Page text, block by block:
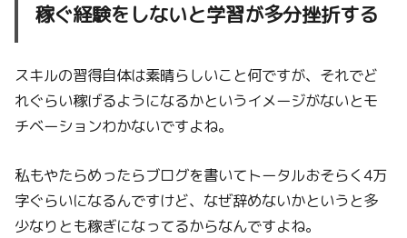
稼ぐ経験をしないと学習が多分挫折する
スキルの習得自体は素晴らしいこと何ですが、それでど
れぐらい稼げるようになるかというイメージがないとモ
チベーションわかないですよね。
私もやたらめったらブログを書いてトータルおそらく4万
字ぐらいになるんですけど、なぜ辞めないかというと多
少なりとも稼ぎになってるからなんですよね。